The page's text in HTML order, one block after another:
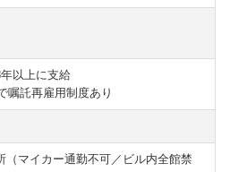
以上に支給
託再雇用制度あり
（マイカー通勤不可／ビル内全館禁